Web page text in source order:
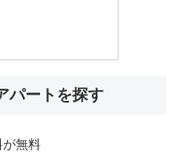
パートを探す
が無料